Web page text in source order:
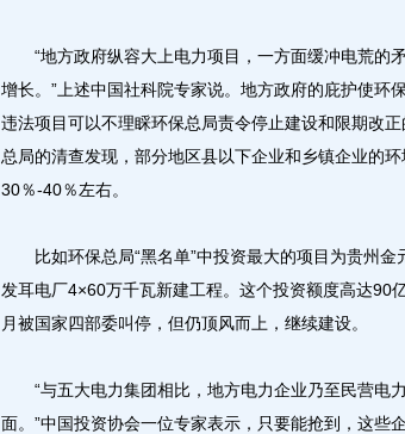
“地方政府纵容大上电力项目，一方面缓冲电荒的
增长。”上述中国社科院专家说。地方政府的庇护使环
违法项目可以不理睬环保总局责令停止建设和限期改
总局的清查发现，部分地区县以下企业和乡镇企业的
30％-40％左右。
比如环保总局“黑名单”中投资最大的项目为贵州金
发耳电厂4×60万千瓦新建工程。这个投资额度高达90
月被国家四部委叫停，但仍顶风而上，继续建设。
“与五大电力集团相比，地方电力企业乃至民营电
面。”中国投资协会一位专家表示，只要能抢到，这些